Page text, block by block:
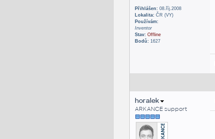
Přihlášen:08.říj.2008
Lokalita:ČR (VY)
Používám:
Inventor
Stav: Offline
Bodů:1627
horalek
ARKANCE support